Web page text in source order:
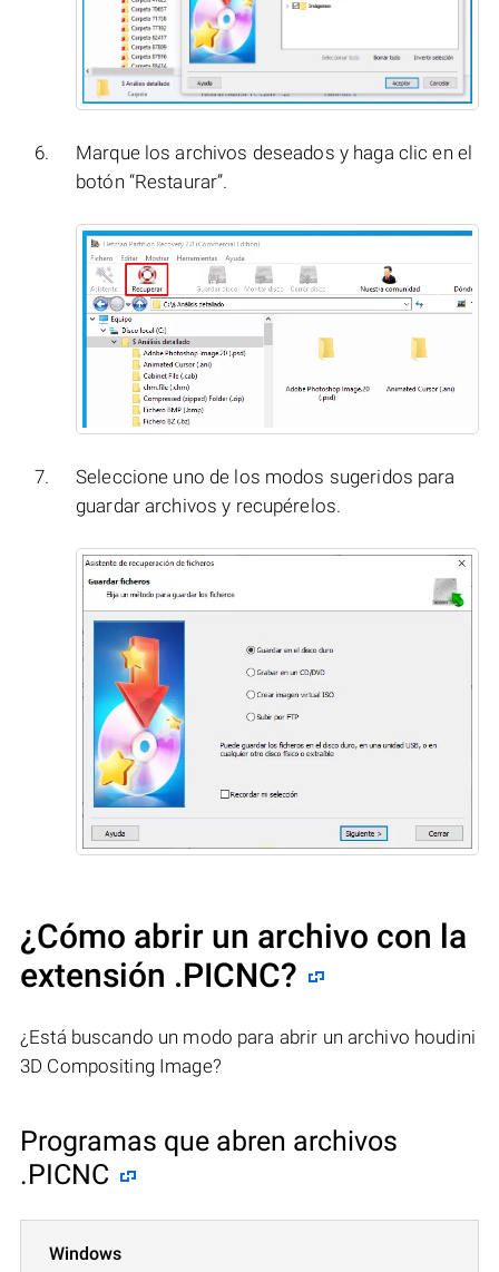
Marque los archivos deseados y haga clic en el
botón “Restaurar”.
Seleccione uno de los modos sugeridos para
guardar archivos y recupérelos.
¿Cómo abrir un archivo con la
extensión .PICNC?
¿Está buscando un modo para abrir un archivo houdini
3D Compositing Image?
Programas que abren archivos
.PICNC
Windows